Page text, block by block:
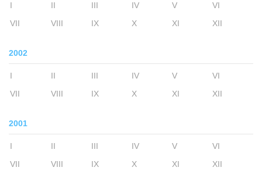
I II III IV V
VI
VII
VIII IX X XI XII
2002
I II III IV V
VI
VII
VIII IX X XI XII
2001
I II III IV V
VI
VII
VIII IX X XI XII